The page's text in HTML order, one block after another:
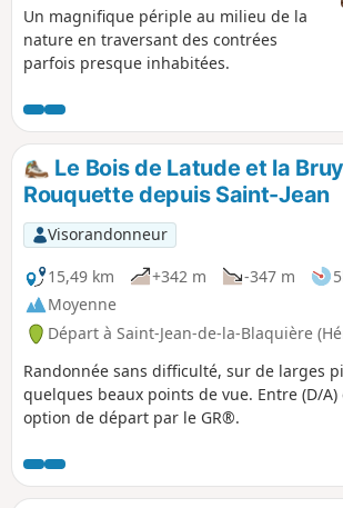
Un magnifique périple au milieu de la
nature en traversant des contrées
parfois presque inhabitées.
Le Bois de Latude et la
Rouquette depuis Saint-Jean
Visorandonneur
15,49 km
+342 m -347 m
Moyenne
Départ à Saint-Jean-de-la-Blaquière
Randonnée sans difficulté, sur de larges
quelques beaux points de vue. Entre (D/A)
option de départ par le GR®.